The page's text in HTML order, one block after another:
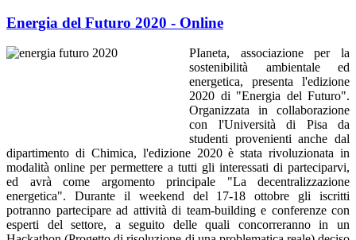
Energia del Futuro 2020 - Online
PIaneta, associazione per la
sostenibilità ambientale ed
energetica, presenta l'edizione
2020 di "Energia del Futuro".
Organizzata in collaborazione
con l'Università di Pisa da
studenti provenienti anche dal
dipartimento di Chimica, l'edizione 2020 è stata rivoluzionata in
modalità online per permettere a tutti gli interessati di parteciparvi,
ed avrà come argomento principale "La decentralizzazione
energetica". Durante il weekend del 17-18 ottobre gli iscritti
potranno partecipare ad attività di team-building e conferenze con
esperti del settore, a seguito delle quali concorreranno in un